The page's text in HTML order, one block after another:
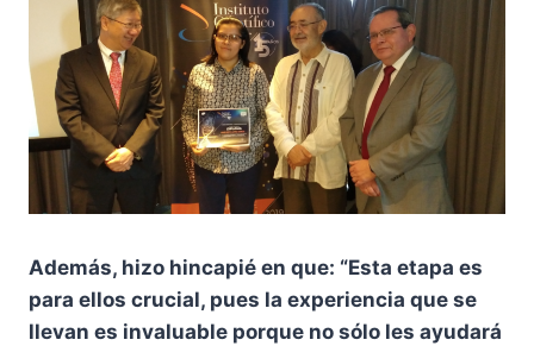
Además, hizo hincapié en que: “Esta etapa es
para ellos crucial, pues la experiencia que se
llevan es invaluable porque no sólo les ayudará